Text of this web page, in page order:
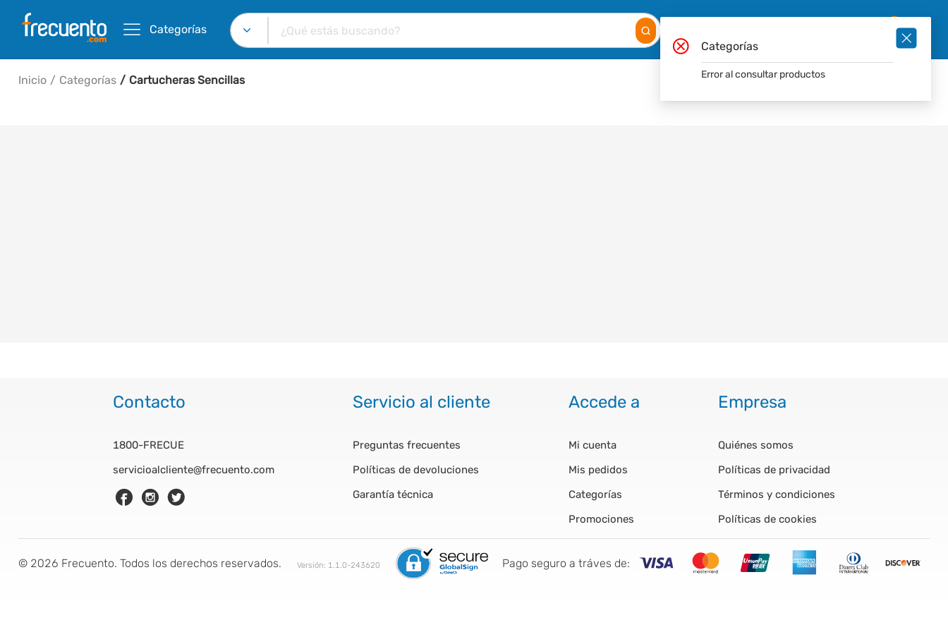
Categorías
Inicio Categorías Cartucheras Sencillas
Contacto
1800-FRECUE
servicioalcliente@frecuento.com
Servicio al cliente
Preguntas frecuentes
Políticas de devoluciones
Garantía técnica
Accede a
Mi cuenta
Mis pedidos
Categorías
Promociones
Empresa
Quiénes somos
Políticas de privacidad
Términos y condiciones
Políticas de cookies
© 2026 Frecuento. Todos los derechos reservados. Versión: 1.1.0-243620 Pago seguro a tráves de:
Categorías
Error al consultar productos